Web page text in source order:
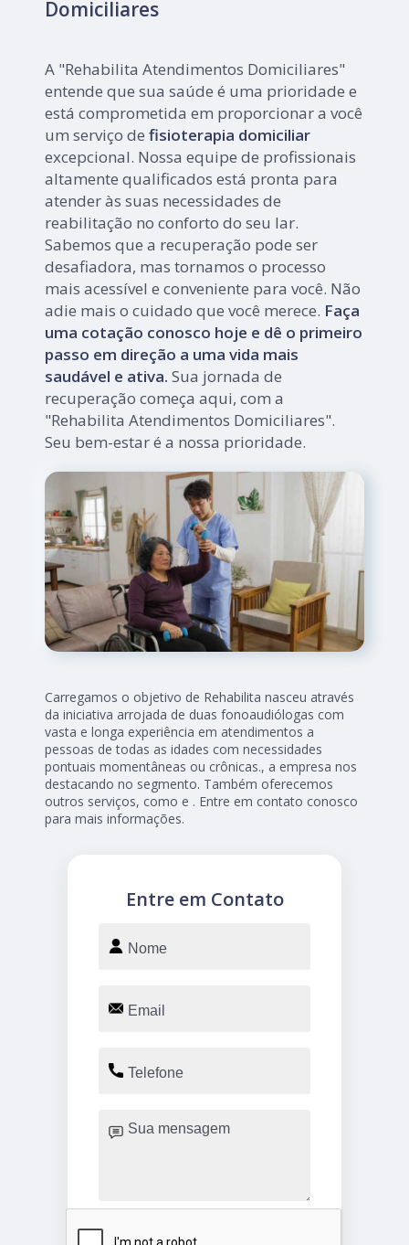
Domiciliares
A "Rehabilita Atendimentos Domiciliares"
entende que sua saúde é uma prioridade e
está comprometida em proporcionar a você
um serviço defisioterapia domiciliar
excepcional. Nossa equipe de profissionais
altamente qualificados está pronta para
atender às suas necessidades de
reabilitação no conforto do seu lar.
Sabemos que a recuperação pode ser
desafiadora, mas tornamos o processo
mais acessível e conveniente para você. Não
adie mais o cuidado que você merece. Faça
uma cotação conosco hoje e dê o primeiro
passo em direção a uma vida mais
saudável e ativa. Sua jornada de
recuperação começa aqui, com a
"Rehabilita Atendimentos Domiciliares".
Seu bem-estar é a nossa prioridade.
Carregamos o objetivo de Rehabilita nasceu através
da iniciativa arrojada de duas fonoaudiólogas com
vasta e longa experiência em atendimentos a
pessoas de todas as idades com necessidades
pontuais momentâneas ou crônicas., a empresa nos
destacando no segmento. Também oferecemos
outros serviços, como e . Entre em contato conosco
para mais informações.
Entre em Contato